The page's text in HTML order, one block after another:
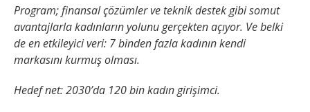
Program; finansal çözümler ve teknik destek gibi somut
avantajlarla kadınların yolunu gerçekten açıyor. Ve belki
de en etkileyici veri: 7 binden fazla kadının kendi
markasını kurmuş olması.
Hedef net: 2030’da 120 bin kadın girişimci.